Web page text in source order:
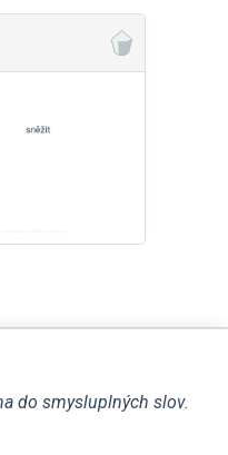
do smysluplných slov.